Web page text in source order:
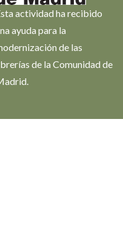
actividad ha recibido
ayuda para la
de las
de la Comunidad de